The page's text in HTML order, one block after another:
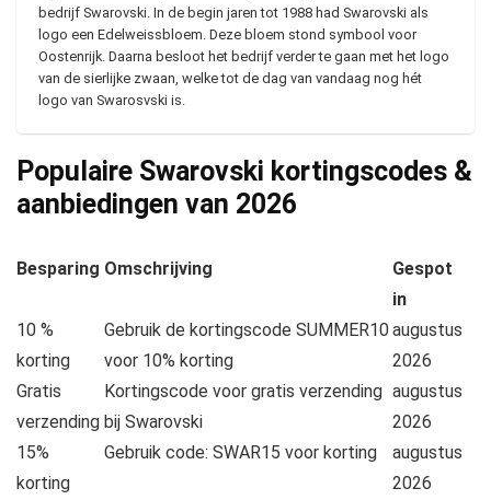
bedrijf Swarovski. In de begin jaren tot 1988 had Swarovski als
logo een Edelweissbloem. Deze bloem stond symbool voor
Oostenrijk. Daarna besloot het bedrijf verder te gaan met het logo
van de sierlijke zwaan, welke tot de dag van vandaag nog hét
logo van Swarosvski is.
Populaire Swarovski kortingscodes &
aanbiedingen van 2026
Besparing Omschrijving
Gespot
in
10 %
korting
Gebruik de kortingscode SUMMER10
voor 10% korting
augustus
2026
Gratis
verzending
Kortingscode voor gratis verzending
bij Swarovski
augustus
2026
15%
korting
Gebruik code: SWAR15 voor korting
augustus
2026